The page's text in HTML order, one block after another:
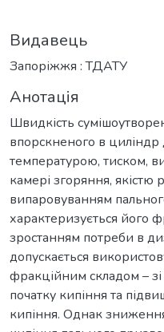
Видавець
Запоріжжя : ТДАТУ
Анотація
Швидкість
впорскненого в циліндр
температурою, тиском,
камері згоряння, якістю
випаровуванням
характеризується його
зростанням потреби в
допускається
фракційним складом –
початку кипіння та
кипіння. Однак